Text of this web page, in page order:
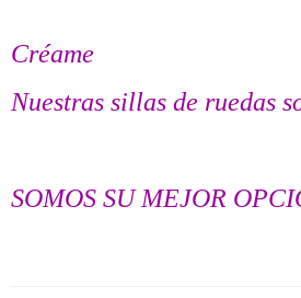
Créame
Nuestras sillas de ruedas
SOMOS SU MEJOR